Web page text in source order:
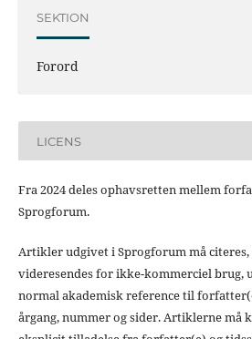
SEKTION
Forord
LICENS
Fra 2024 deles ophavsretten mellem
Sprogforum.
Artikler udgivet i Sprogforum må citeres,
videresendes for ikke-kommerciel brug,
normal akademisk reference til
årgang, nummer og sider. Artiklerne må